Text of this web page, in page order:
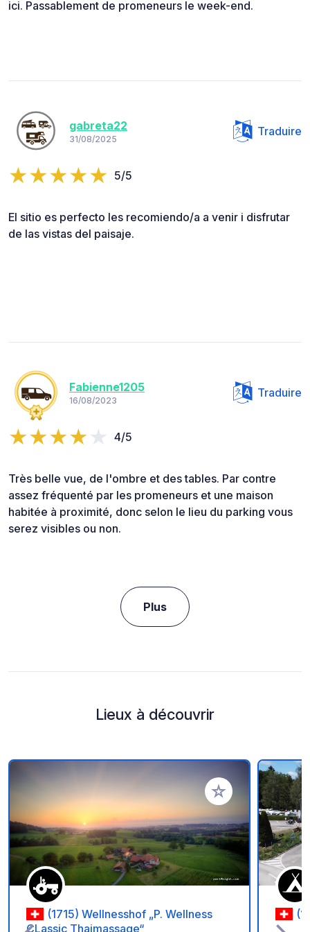
ici. Passablement de promeneurs le week-end.
gabreta22
31/08/2025
Traduire
5/5
El sitio es perfecto les recomiendo/a a venir i disfrutar
de las vistas del paisaje.
Fabienne1205
16/08/2023
Traduire
4/5
Très belle vue, de l'ombre et des tables. Par contre
assez fréquenté par les promeneurs et une maison
habitée à proximité, donc selon le lieu du parking vous
serez visibles ou non.
Plus
Lieux à découvrir
Ajouter à vos
(1715) Wellnesshof „P. Wellness
CLassic Thaimassage“